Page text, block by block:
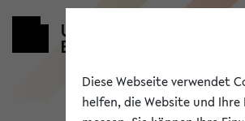
Diese Webseite verwendet
helfen, die Website und